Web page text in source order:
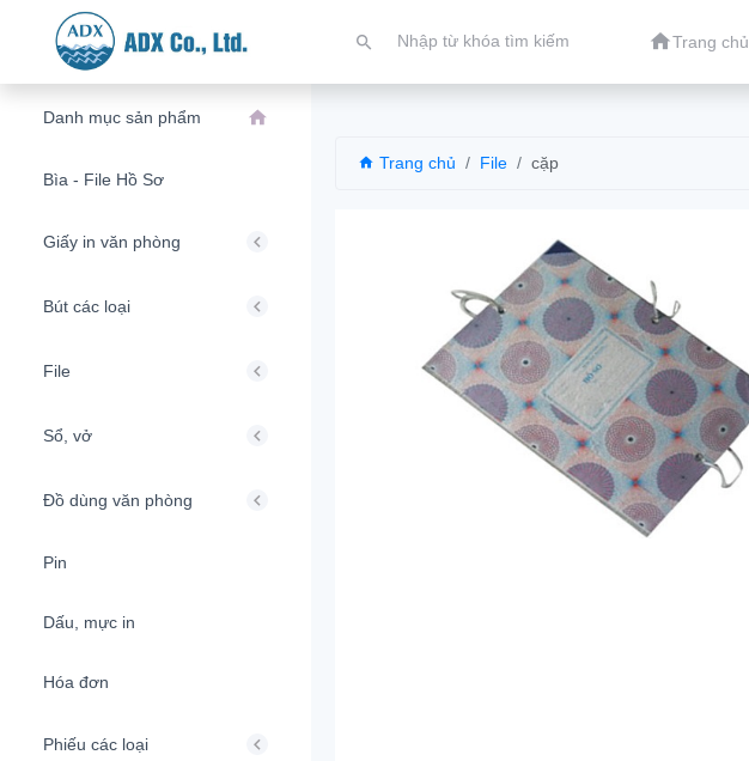
Trang chủ
Danh mục sản phẩm
Bìa - File Hồ Sơ
Giấy in văn phòng
Bút các loại
File
Sổ, vở
Đồ dùng văn phòng
Pin
Dấu, mực in
Hóa đơn
Phiếu các loại
Trang chủ File cặp